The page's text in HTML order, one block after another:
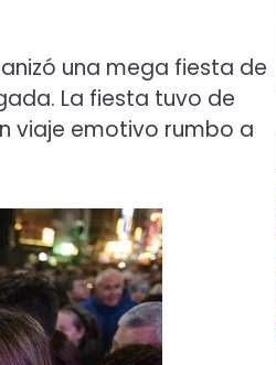
una mega fiesta de
La fiesta tuvo de
viaje emotivo rumbo a